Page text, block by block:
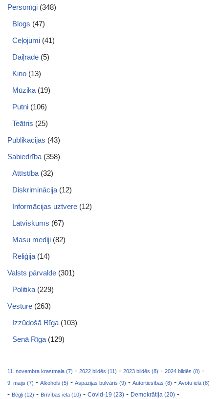
Personīgi (348)
Blogs (47)
Ceļojumi (41)
Daiļrade (5)
Kino (13)
Mūzika (19)
Putni (106)
Teātris (25)
Publikācijas (43)
Sabiedrība (358)
Attīstība (32)
Diskriminācija (12)
Informācijas uztvere (12)
Latviskums (67)
Masu mediji (82)
Reliģija (14)
Valsts pārvalde (301)
Politika (229)
Vēsture (263)
Izzūdošā Rīga (103)
Senā Rīga (129)
11. novembra krastmala (7) - 2022 bildēs (11) - 2023 bildēs (8) - 2024 bildēs (8) -
9. maijs (7) - Alkohols (5) - Aspazijas bulvāris (9) - Autortiesības (8) - Avotu iela (8)
- Bēgļi (12) - Brīvības iela (10) - Covid-19 (23) - Demokrātija (20) -